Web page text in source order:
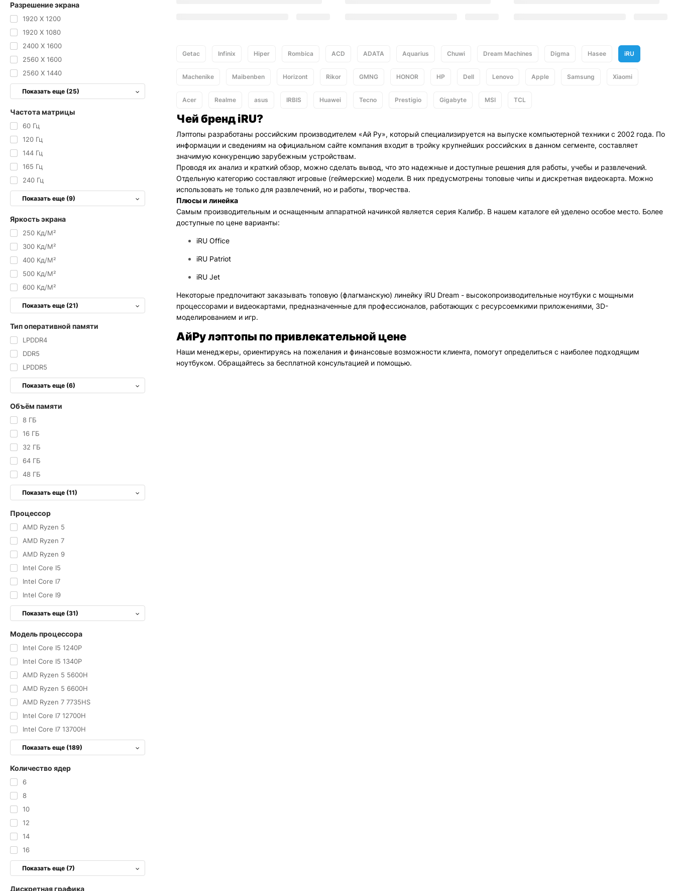
Разрешение экрана
1920 X 1200
1920 X 1080
2400 X 1600
2560 X 1600
2560 X 1440
Показать еще (25)
Частота матрицы
60 Гц
120 Гц
144 Гц
165 Гц
240 Гц
Показать еще (9)
Яркость экрана
250 Кд/м²
300 Кд/м²
400 Кд/м²
500 Кд/м²
600 Кд/м²
Показать еще (21)
Тип оперативной памяти
LPDDR4
DDR5
LPDDR5
Показать еще (6)
Объём памяти
8 ГБ
16 ГБ
32 ГБ
64 ГБ
48 ГБ
Показать еще (11)
Процессор
AMD Ryzen 5
AMD Ryzen 7
AMD Ryzen 9
Intel Core I5
Intel Core I7
Intel Core I9
Показать еще (31)
Модель процессора
Intel Core I5 1240P
Intel Core I5 1340P
AMD Ryzen 5 5600H
AMD Ryzen 5 6600H
AMD Ryzen 7 7735HS
Intel Core I7 12700H
Intel Core I7 13700H
Показать еще (189)
Количество ядер
6
8
10
12
14
16
Показать еще (7)
Дискретная графика
Getac Infinix Hiper Rombica ACD ADATA Aquarius Chuwi Dream Machines Digma Hasee iRU
Machenike Maibenben Horizont Rikor GMNG HONOR HP Dell Lenovo Apple Samsung Xiaomi
Acer Realme asus IRBIS Huawei Tecno Prestigio Gigabyte MSI TCL
Чей брендiRU?
Лэптопы разработаны российским производителем «Ай Ру», который специализируется на выпуске компьютерной техники с 2002 года. По
информации и сведениям на официальном сайте компания входит в тройку крупнейших российских в данном сегменте, составляет
значимую конкуренцию зарубежным устройствам.
Проводя их анализ и краткий обзор, можно сделать вывод, что это надежные и доступные решения для работы, учебы и развлечений.
Отдельную категорию составляют игровые (геймерские) модели. В них предусмотрены топовые чипы и дискретная видеокарта. Можно
использовать не только для развлечений, но и работы, творчества.
Плюсы и линейка
Самым производительным и оснащенным аппаратной начинкой является серия Калибр. В нашем каталоге ей уделено особое место. Более
доступные по цене варианты:
iRU Office
iRU Patriot
iRU Jet
Некоторые предпочитают заказывать топовую (флагманскую) линейку iRU Dream - высокопроизводительные ноутбуки с мощными
процессорами и видеокартами, предназначенные для профессионалов, работающих с ресурсоемкими приложениями, 3D-
моделированием и игр.
АйРу лэптопы по привлекательной цене
Наши менеджеры, ориентируясь на пожелания и финансовые возможности клиента, помогут определиться с наиболее подходящим
ноутбуком. Обращайтесь за бесплатной консультацией и помощью.